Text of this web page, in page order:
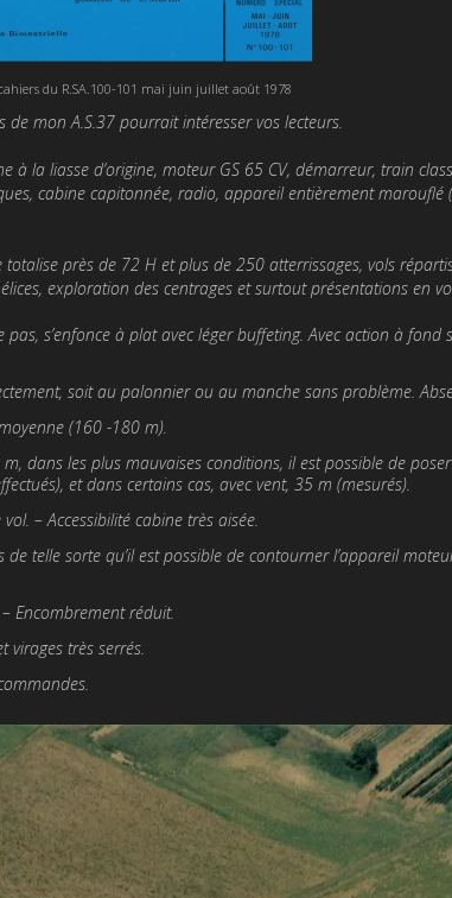
du R.SA.100-101 mai juin juillet août 1978
de mon A.S.37 pourrait intéresser vos lecteurs.
à la liasse d’origine, moteur GS 65 CV, démarreur, train
cabine capitonnée, radio, appareil entièrement marouflé
près de 72 H et plus de 250 atterrissages, vols
exploration des centrages et surtout présentations en
s’enfonce à plat avec léger buffeting. Avec action à fond
soit au palonnier ou au manche sans problème.
(160 -180 m).
dans les plus mauvaises conditions, il est possible de
et dans certains cas, avec vent, 35 m (mesurés).
– Accessibilité cabine très aisée.
de telle sorte qu’il est possible de contourner l’appareil
Encombrement réduit.
virages très serrés.